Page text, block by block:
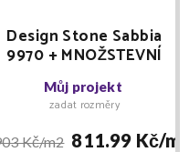
Design Stone Sabbia
9970 + MNOŽSTEVNÍ
SLEVY + lišta IMAGE
zdarma - Floor
Forever lepený
Můj projekt
zadat rozměry
Kč/m2 811.99 Kč/